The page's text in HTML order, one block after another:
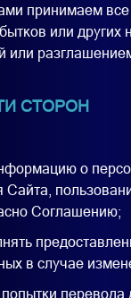
принимаем
или других
или
СТОРОН
о
Сайта,
Соглашению;
в случае
перевода